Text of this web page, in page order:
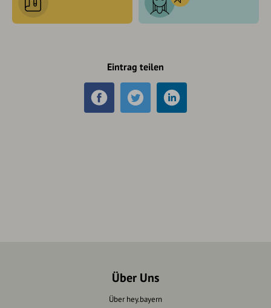
Eintrag teilen
Über Uns
Über hey.bayern